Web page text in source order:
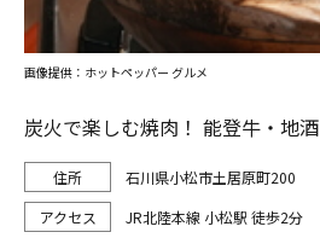
炭火で楽しむ焼肉！ 能登牛・地酒
石川県小松市土居原町200
JR北陸本線 小松駅 徒歩2分
画像提供：ホットペッパー グルメ